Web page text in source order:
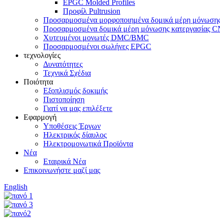
EPGC Molded Profiles
Προφίλ Pultrusion
Προσαρμοσμένα μορφοποιημένα δομικά μέρη
Προσαρμοσμένα δομικά μέρη μόνωσης κατεργασίας
Χυτευμένοι μονωτές DMC/BMC
Προσαρμοσμένοι σωλήνες EPGC
τεχνολογίες
Δυνατότητες
Τεχνικά Σχέδια
Ποιότητα
Εξοπλισμός δοκιμής
Πιστοποίηση
Γιατί να μας επιλέξετε
Εφαρμογή
Υποθέσεις Έργων
Ηλεκτρικός δίαυλος
Ηλεκτρομονωτικά Προϊόντα
Νέα
Εταιρικά Νέα
Επικοινωνήστε μαζί μας
English